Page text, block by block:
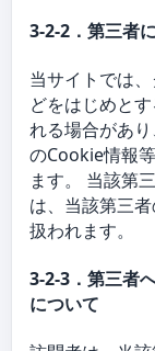
3-2-2．第三者
当サイトでは
どをはじめと
れる場合があ
のCookie情報
ます。 当該第
は、当該第三
扱われます。
3-2-3．第三者
について